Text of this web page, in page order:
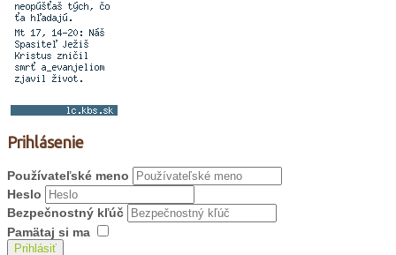
Prihlásenie
Používateľské meno
Heslo
Bezpečnostný kľúč
Pamätaj si ma
Prihlásiť